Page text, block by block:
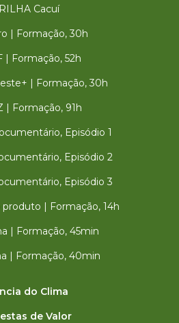
Cacuí
| Formação, 30h
| Formação, 52h
| Formação, 30h
| Formação, 91h
Episódio 1
Episódio 2
Episódio 3
| Formação, 14h
| Formação, 45min
| Formação, 40min
do Clima
de Valor